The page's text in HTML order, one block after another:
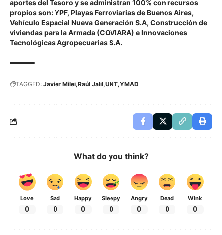
aportes del Tesoro y se administran 100% con recursos
propios son: YPF, Playas Ferroviarias de Buenos Aires,
Vehículo Espacial Nueva Generación S.A, Construcción de
viviendas para la Armada (COVIARA) e Innovaciones
Tecnológicas Agropecuarias S.A.
TAGGED: Javier Milei Raúl Jalil UNT YMAD
What do you think?
Love
0
Sad
0
Happy
0
Sleepy
0
Angry
0
Dead
0
Wink
0